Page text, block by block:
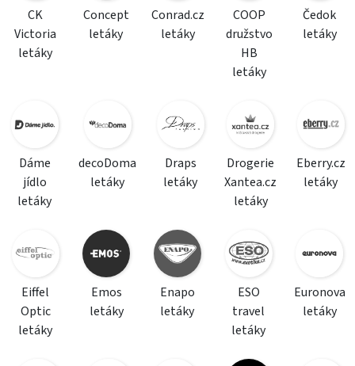
CK
Victoria
letáky
Concept
letáky
Conrad.cz
letáky
COOP
družstvo
HB
letáky
Čedok
letáky
Dáme
jídlo
letáky
decoDoma
letáky
Draps
letáky
Drogerie
Xantea.cz
letáky
Eberry.cz
letáky
Eiffel
Optic
letáky
Emos
letáky
Enapo
letáky
ESO
travel
letáky
Euronova
letáky